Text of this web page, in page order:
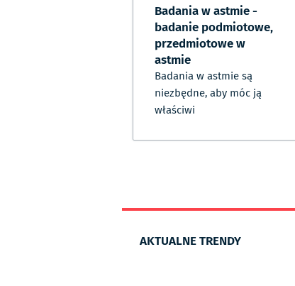
Badania w astmie -
badanie podmiotowe,
przedmiotowe w
astmie
Badania w astmie są
niezbędne, aby móc ją
właściwi
AKTUALNE TRENDY